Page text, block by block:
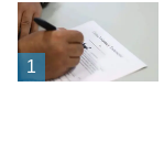
1